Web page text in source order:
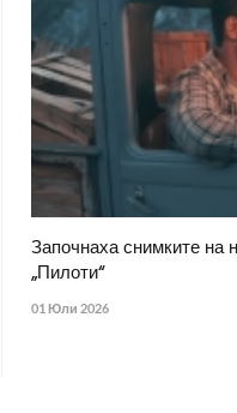
Започнаха снимките на
„Пилоти“
01 Юли 2026